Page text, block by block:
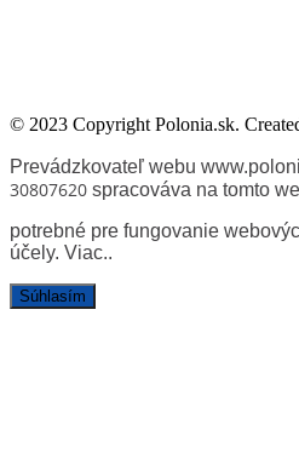
© 2023 Copyright Polonia.sk.
Prevádzkovateľ webu
30807620 spracováva na tomto
potrebné pre fungovanie
účely. Viac..
Súhlasím